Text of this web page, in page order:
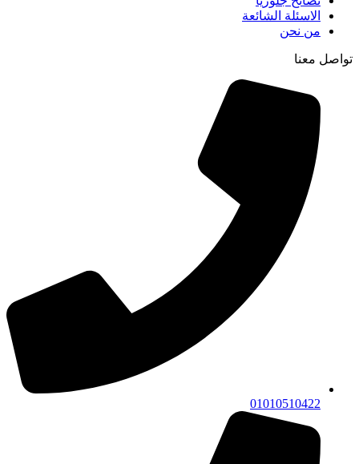
الاسئلة الشائعة
من نحن
تواصل معنا
01010510422